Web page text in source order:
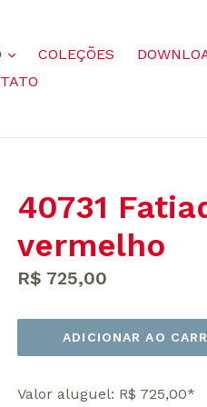
maisCOLEÇÕES
40731
vermelho
Preço
R$ 725,00
ADICIONAR AO
Valor aluguel: R$ 725,00*